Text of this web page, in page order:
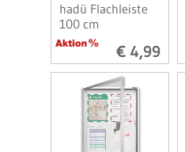
hadü Flachleiste
100 cm
€ 4,99